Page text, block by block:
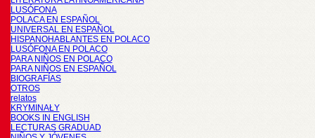
LUSÓFONA
POLACA EN ESPAÑOL
UNIVERSAL EN ESPAÑOL
HISPANOHABLANTES EN POLACO
LUSÓFONA EN POLACO
PARA NIÑOS EN POLACO
PARA NIÑOS EN ESPAÑOL
BIOGRAFÍAS
OTROS
relatos
KRYMINAŁY
BOOKS IN ENGLISH
LECTURAS GRADUAD